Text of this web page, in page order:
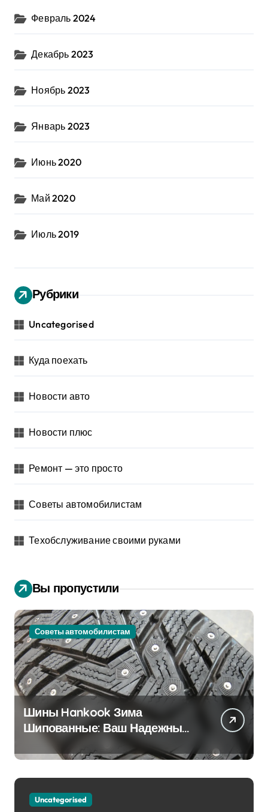
Февраль 2024
Декабрь 2023
Ноябрь 2023
Январь 2023
Июнь 2020
Май 2020
Июль 2019
Рубрики
Uncategorised
Куда поехать
Новости авто
Новости плюс
Ремонт — это просто
Советы автомобилистам
Техобслуживание своими руками
Вы пропустили
Советы автомобилистам
Шины Hankook Зима
Шипованные: Ваш Надежный
Партнёр на Снежных Дорогах
Uncategorised